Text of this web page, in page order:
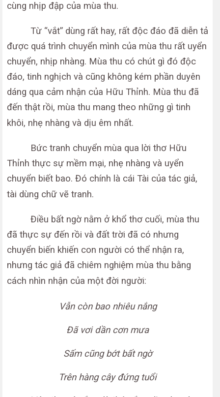
cùng nhịp đập của mùa thu.
Từ “vắt” dùng rất hay, rất độc đáo đã diễn tả
được quá trình chuyển mình của mùa thu rất uyển
chuyển, nhịp nhàng. Mùa thu có chút gì đó độc
đáo, tinh nghịch và cũng không kém phần duyên
dáng qua cảm nhận của Hữu Thỉnh. Mùa thu đã
đến thật rồi, mùa thu mang theo những gì tinh
khôi, nhẹ nhàng và dịu êm nhất.
Bức tranh chuyển mùa qua lời thơ Hữu
Thỉnh thực sự mềm mại, nhẹ nhàng và uyển
chuyển biết bao. Đó chính là cái Tài của tác giả,
tài dùng chữ vẽ tranh.
Điều bất ngờ nằm ở khổ thơ cuối, mùa thu
đã thực sự đến rồi và đất trời đã có nhưng
chuyển biến khiến con người có thể nhận ra,
nhưng tác giả đã chiêm nghiệm mùa thu bằng
cách nhìn nhận của một đời người:
Vẫn còn bao nhiêu nắng
Đã vơi dần cơn mưa
Sấm cũng bớt bất ngờ
Trên hàng cây đứng tuổi